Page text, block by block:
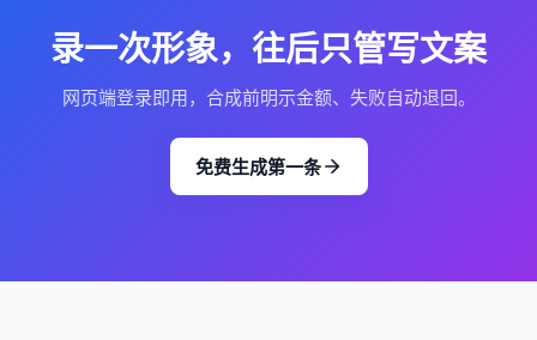
录一次形象，往后只管写文案
网页端登录即用，合成前明示金额、失败自动退回。
免费生成第一条